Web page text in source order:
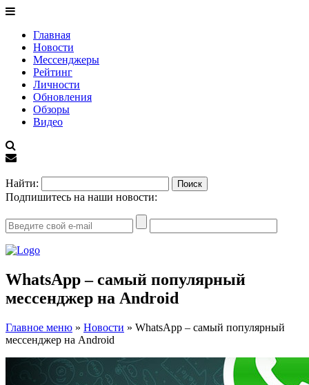
Главная
Новости
Мессенджеры
Рейтинг
Личности
Обновления
Обзоры
Видео
Найти:
Подпишитесь на наши новости:
WhatsApp – самый популярный
мессенджер на Android
Главное меню » Новости » WhatsApp – самый популярный
мессенджер на Android